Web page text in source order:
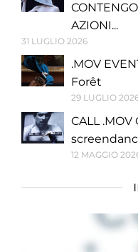
AZIONI...
31 LUGLIO 2026
.MOV
Forêt
29 LUGLIO
CALL
12 MAGGIO